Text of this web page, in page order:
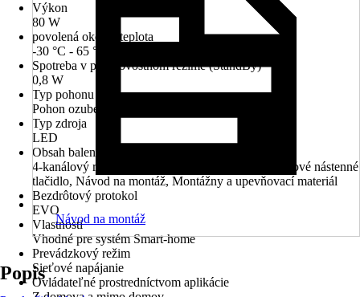
Výkon
80 W
povolená okolitá teplota
-30 °C - 65 °C
Spotreba v pohotovostnom režime (StandBy)
0,8 W
Typ pohonu
Pohon ozubeným remeňom
Typ zdroja
LED
Obsah balenia
4-kanálový ručný diaľkový ovládač (2 ks), Bezdrôtové nástenné
tlačidlo, Návod na montáž, Montážny a upevňovací materiál
Bezdrôtový protokol
EVO
Vlastnosti
Vhodné pre systém Smart-home
Prevádzkový režim
Sieťové napájanie
Ovládateľné prostredníctvom aplikácie
Návod na montáž
Popis